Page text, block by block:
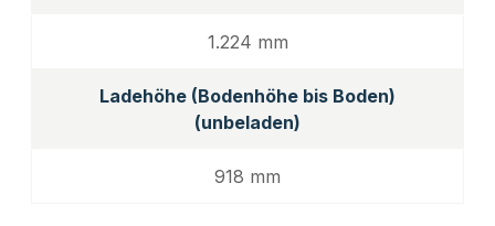
1.224 mm
Ladehöhe (Bodenhöhe bis Boden)
(unbeladen)
918 mm